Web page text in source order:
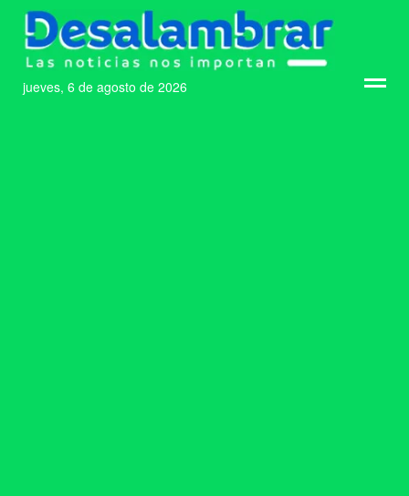
jueves, 6 de agosto de 2026